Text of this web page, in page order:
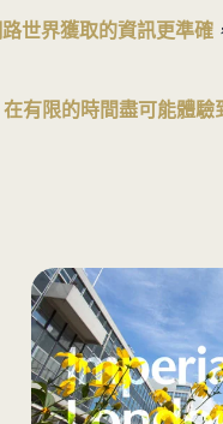
世界獲取的資訊更準確
在有限的時間盡可能體驗